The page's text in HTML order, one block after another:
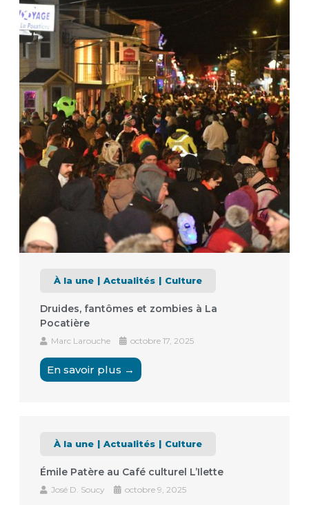
À la une Actualités Culture
Druides, fantômes et zombies à La
Pocatière
Marc Larouche octobre 17, 2025
En savoir plus →
À la une Actualités Culture
Émile Patère au Café culturel L’Ilette
José D. Soucy octobre 9, 2025